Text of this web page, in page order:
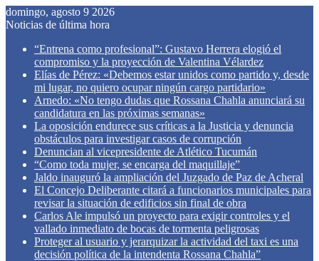
domingo, agosto 9 2026
Noticias de última hora
“Entrena como profesional”: Gustavo Herrera elogió el
compromiso y la proyección de Valentina Vélardez
Elías de Pérez: «Debemos estar unidos como partido y, desde
mi lugar, no quiero ocupar ningún cargo partidario»
Arnedo: «No tengo dudas que Rossana Chahla anunciará su
candidatura en las próximas semanas»
La oposición endurece sus críticas a la Justicia y denuncia
obstáculos para investigar casos de corrupción
Denuncian al vicepresidente de Atlético Tucumán
“Como toda mujer, se encarga del maquillaje”
Jaldo inauguró la ampliación del Juzgado de Paz de Acheral
El Concejo Deliberante citará a funcionarios municipales para
revisar la situación de edificios sin final de obra
Carlos Ale impulsó un proyecto para exigir controles y el
vallado inmediato de bocas de tormenta peligrosas
Proteger al usuario y jerarquizar la actividad del taxi es una
decisión política de la intendenta Rossana Chahla”